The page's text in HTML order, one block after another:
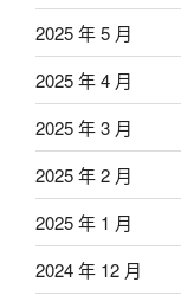
2025 年 5 月
2025 年 4 月
2025 年 3 月
2025 年 2 月
2025 年 1 月
2024 年 12 月